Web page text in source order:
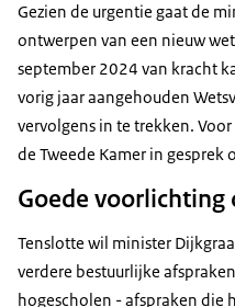
Gezien de urgentie gaat de
ontwerpen van een nieuw
september 2024 van kracht
vorig jaar aangehouden
vervolgens in te trekken.
de Tweede Kamer in gesprek
Goede voorlichting
Tenslotte wil minister
verdere bestuurlijke
hogescholen - afspraken